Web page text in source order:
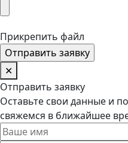
Прикрепить файл
✕
Отправить заявку
Оставьте свои данные и
свяжемся в ближайшее